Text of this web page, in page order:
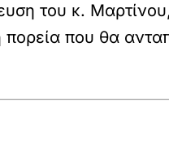
του κ.
που θα